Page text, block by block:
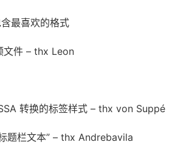
最喜欢的格式
文件 – thx Leon
转换的标签样式 – thx von Suppé
题栏文本” – thx Andrebavila